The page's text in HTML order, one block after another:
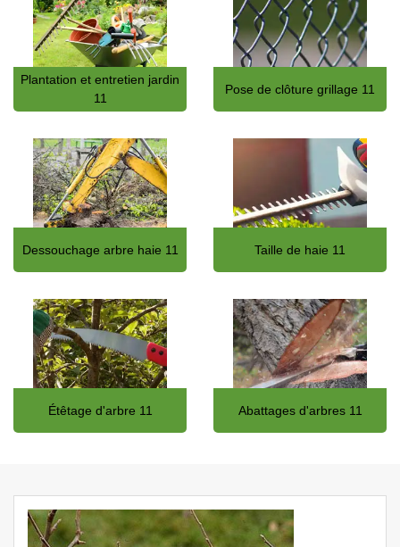
Plantation et entretien jardin
11
Pose de clôture grillage 11
Dessouchage arbre haie 11 Taille de haie 11
Étêtage d'arbre 11 Abattages d'arbres 11